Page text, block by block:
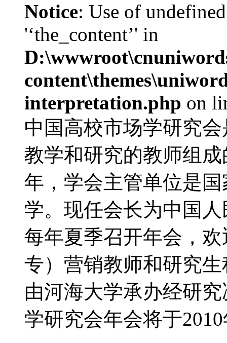
Notice: Use of
'‘the_content’' in
interpretation.php on
中国高校市场学研究
教学和研究的教师组
年，学会主管单位是
学。现任会长为中国
每年夏季召开年会，
专）营销教师和研究
由河海大学承办经研
学研究会年会将于